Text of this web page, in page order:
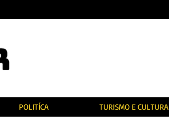
POLITÍCA TURISMO E CULTURA